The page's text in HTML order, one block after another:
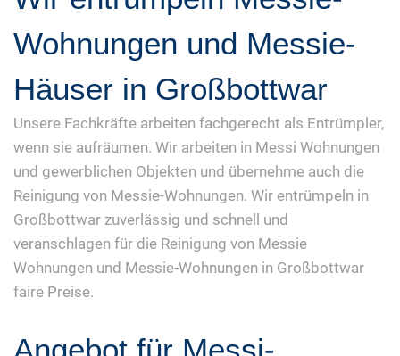
Wohnungen und Messie-
Häuser in Großbottwar
Unsere Fachkräfte arbeiten fachgerecht als Entrümpler,
wenn sie aufräumen. Wir arbeiten in Messi Wohnungen
und gewerblichen Objekten und übernehme auch die
Reinigung von Messie-Wohnungen. Wir entrümpeln in
Großbottwar zuverlässig und schnell und
veranschlagen für die Reinigung von Messie
Wohnungen und Messie-Wohnungen in Großbottwar
faire Preise.